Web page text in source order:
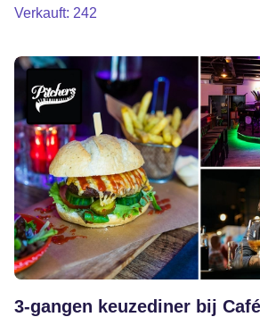
Verkauft: 242
3-gangen keuzediner bij